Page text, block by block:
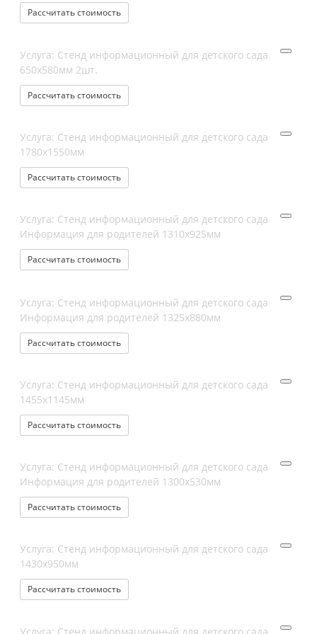
Рассчитать стоимость
Услуга: Стенд информационный для детского сада
650х580мм 2шт.
Рассчитать стоимость
Услуга: Стенд информационный для детского сада
1780х1550мм
Рассчитать стоимость
Услуга: Стенд информационный для детского сада
Информация для родителей 1310х925мм
Рассчитать стоимость
Услуга: Стенд информационный для детского сада
Информация для родителей 1325х880мм
Рассчитать стоимость
Услуга: Стенд информационный для детского сада
1455х1145мм
Рассчитать стоимость
Услуга: Стенд информационный для детского сада
Информация для родителей 1300х530мм
Рассчитать стоимость
Услуга: Стенд информационный для детского сада
1430х950мм
Рассчитать стоимость